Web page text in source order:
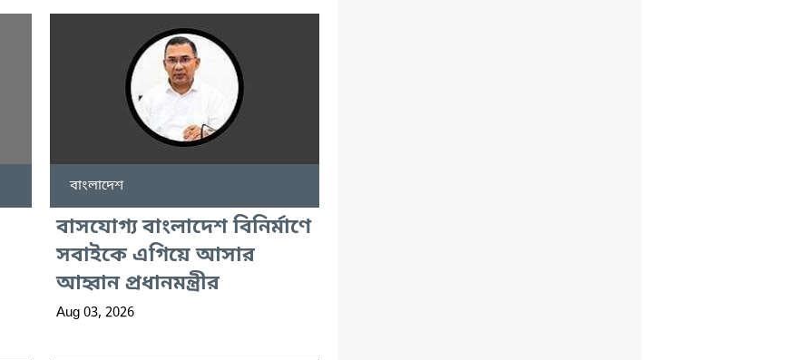
বাংলাদেশ
বাসযোগ্য বাংলাদেশ বিনির্মাণে
সবাইকে এগিয়ে আসার
আহ্বান প্রধানমন্ত্রীর
Aug 03, 2026